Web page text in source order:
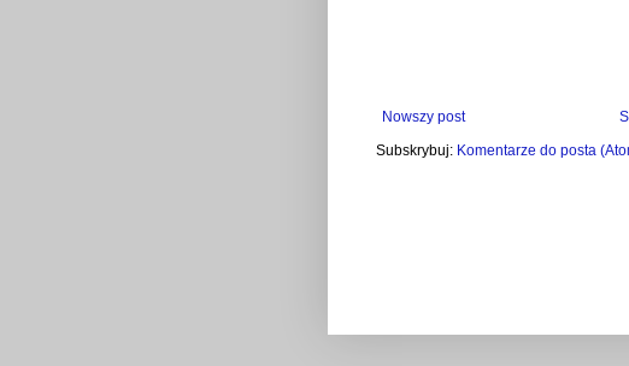
Nowszy post
Subskrybuj: Komentarze do posta